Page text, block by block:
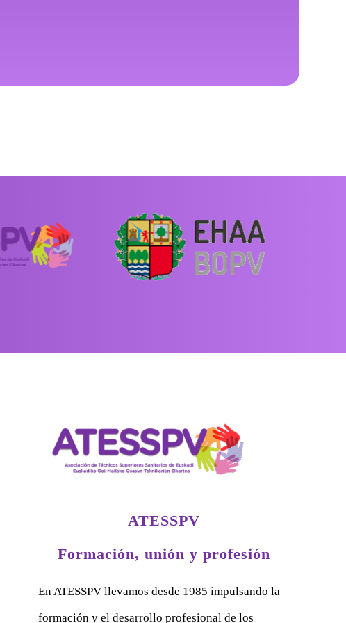
ATESSPV
Formación, unión y profesión
En ATESSPV llevamos desde 1985 impulsando la
formación y el desarrollo profesional de los